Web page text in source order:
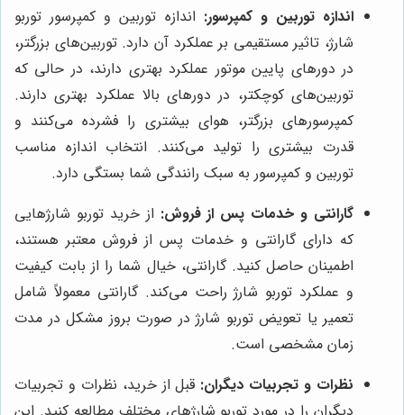
اندازه توربین و کمپرسور: اندازه توربین و کمپرسور توربو
شارژ، تاثیر مستقیمی بر عملکرد آن دارد. توربین‌های بزرگتر،
در دورهای پایین موتور عملکرد بهتری دارند، در حالی که
توربین‌های کوچکتر، در دورهای بالا عملکرد بهتری دارند.
کمپرسورهای بزرگتر، هوای بیشتری را فشرده می‌کنند و
قدرت بیشتری را تولید می‌کنند. انتخاب اندازه مناسب
توربین و کمپرسور به سبک رانندگی شما بستگی دارد.
گارانتی و خدمات پس از فروش: از خرید توربو شارژهایی
که دارای گارانتی و خدمات پس از فروش معتبر هستند،
اطمینان حاصل کنید. گارانتی، خیال شما را از بابت کیفیت
و عملکرد توربو شارژ راحت می‌کند. گارانتی معمولاً شامل
تعمیر یا تعویض توربو شارژ در صورت بروز مشکل در مدت
زمان مشخصی است.
نظرات و تجربیات دیگران: قبل از خرید، نظرات و تجربیات